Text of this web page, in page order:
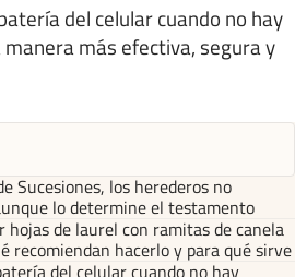
del celular cuando no hay
más efectiva, segura y
Sucesiones, los herederos no
lo determine el testamento
hojas de laurel con ramitas de canela
recomiendan hacerlo y para qué sirve